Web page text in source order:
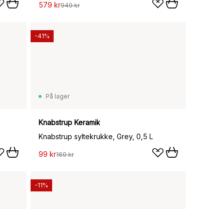
579 kr949 kr
På lager
Knabstrup Keramik
Knabstrup syltekrukke, Grey, 0,5 L
99 kr169 kr
-41%
-11%